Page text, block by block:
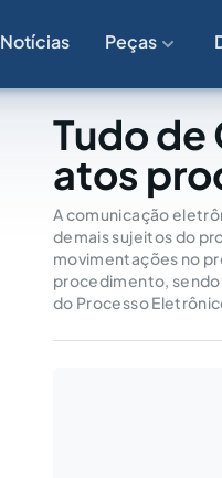
Notícias Peças
Tudo
atos
A comunicação
demais sujeitos do
movimentações no
procedimento, sendo
do Processo